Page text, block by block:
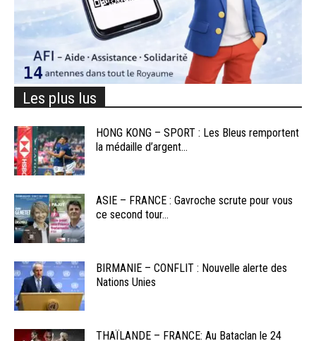
Les plus lus
HONG KONG – SPORT : Les Bleus remportent
la médaille d’argent...
ASIE – FRANCE : Gavroche scrute pour vous
ce second tour...
BIRMANIE – CONFLIT : Nouvelle alerte des
Nations Unies
THAÏLANDE – FRANCE: Au Bataclan le 24